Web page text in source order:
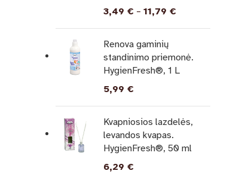
3,49 € – 11,79 €
Renova gaminių
standinimo priemonė.
HygienFresh®, 1 L
5,99 €
Kvapniosios lazdelės,
levandos kvapas.
HygienFresh®, 50 ml
6,29 €